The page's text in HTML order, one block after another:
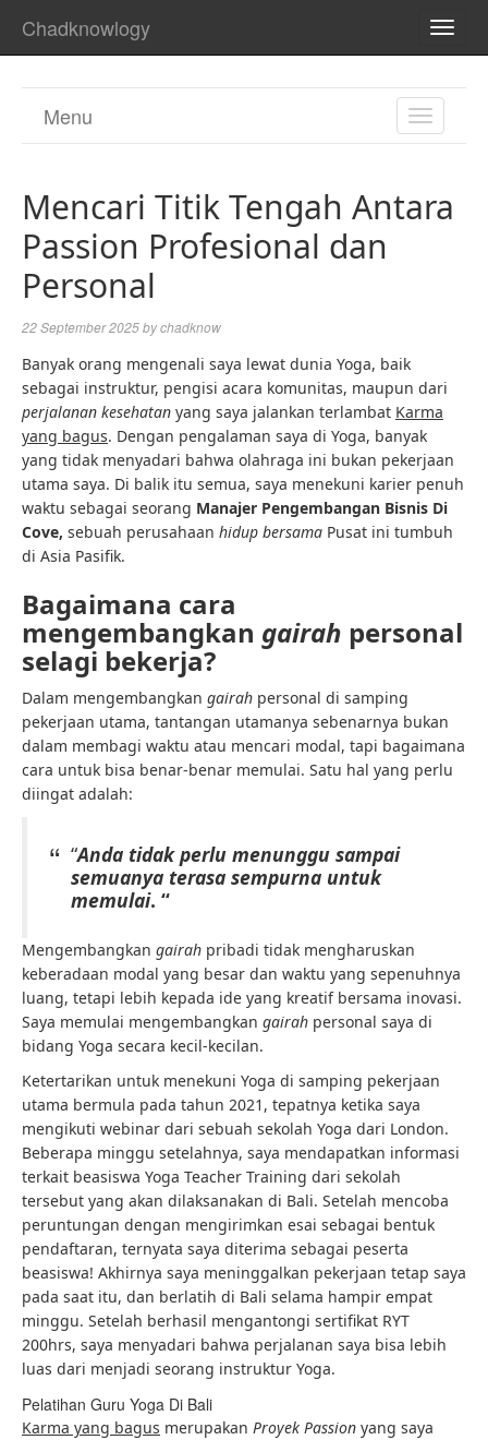
Chadknowlogy
TOGGLE
Menu
Mencari Titik Tengah Antara
Passion Profesional dan
Personal
22 September 2025bychadknow
Banyak orang mengenali saya lewat dunia Yoga, baik
sebagai instruktur, pengisi acara komunitas, maupun dari
perjalanan kesehatan yang saya jalankan terlambat Karma
yang bagus. Dengan pengalaman saya di Yoga, banyak
yang tidak menyadari bahwa olahraga ini bukan pekerjaan
utama saya. Di balik itu semua, saya menekuni karier penuh
waktu sebagai seorang Manajer Pengembangan Bisnis Di
Cove, sebuah perusahaan hidup bersama Pusat ini tumbuh
di Asia Pasifik.
Bagaimana cara
mengembangkan gairah personal
selagi bekerja?
Dalam mengembangkan gairah personal di samping
pekerjaan utama, tantangan utamanya sebenarnya bukan
dalam membagi waktu atau mencari modal, tapi bagaimana
cara untuk bisa benar-benar memulai. Satu hal yang perlu
diingat adalah:
“Anda tidak perlu menunggu sampai
semuanya terasa sempurna untuk
memulai. “
Mengembangkan gairah pribadi tidak mengharuskan
keberadaan modal yang besar dan waktu yang sepenuhnya
luang, tetapi lebih kepada ide yang kreatif bersama inovasi.
Saya memulai mengembangkan gairah personal saya di
bidang Yoga secara kecil-kecilan.
Ketertarikan untuk menekuni Yoga di samping pekerjaan
utama bermula pada tahun 2021, tepatnya ketika saya
mengikuti webinar dari sebuah sekolah Yoga dari London.
Beberapa minggu setelahnya, saya mendapatkan informasi
terkait beasiswa Yoga Teacher Training dari sekolah
tersebut yang akan dilaksanakan di Bali. Setelah mencoba
peruntungan dengan mengirimkan esai sebagai bentuk
pendaftaran, ternyata saya diterima sebagai peserta
beasiswa! Akhirnya saya meninggalkan pekerjaan tetap saya
pada saat itu, dan berlatih di Bali selama hampir empat
minggu. Setelah berhasil mengantongi sertifikat RYT
200hrs, saya menyadari bahwa perjalanan saya bisa lebih
luas dari menjadi seorang instruktur Yoga.
Pelatihan Guru Yoga Di Bali
Karma yang bagus merupakan Proyek Passion yang saya